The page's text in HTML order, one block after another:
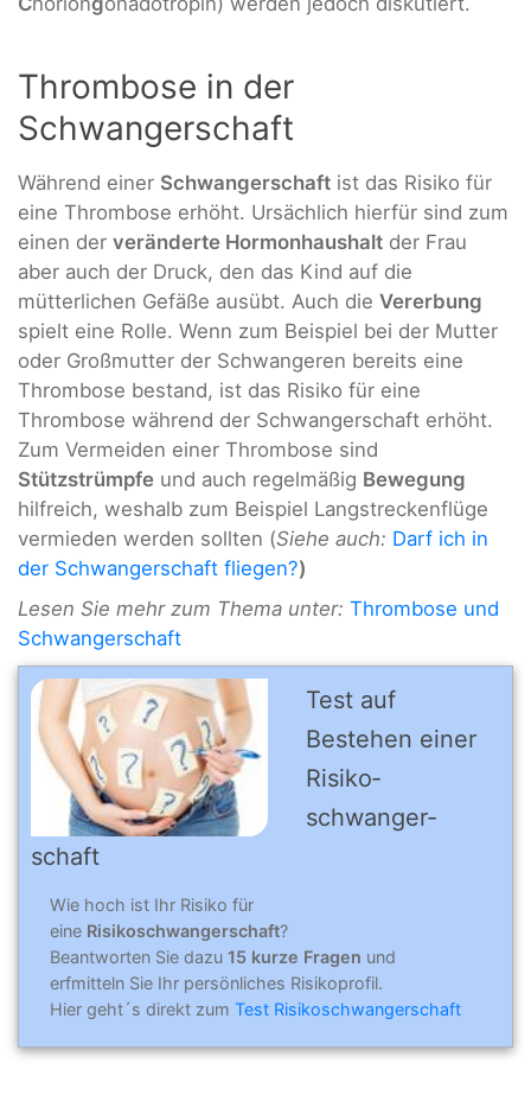
Thrombose in der
Schwangerschaft
Während einer Schwangerschaft ist das Risiko für
eine Thrombose erhöht. Ursächlich hierfür sind zum
einen der veränderte Hormonhaushalt der Frau
aber auch der Druck, den das Kind auf die
mütterlichen Gefäße ausübt. Auch die Vererbung
spielt eine Rolle. Wenn zum Beispiel bei der Mutter
oder Großmutter der Schwangeren bereits eine
Thrombose bestand, ist das Risiko für eine
Thrombose während der Schwangerschaft erhöht.
Zum Vermeiden einer Thrombose sind
Stützstrümpfe und auch regelmäßig Bewegung
hilfreich, weshalb zum Beispiel Langstreckenflüge
vermieden werden sollten (Siehe auch: Darf ich in
der Schwangerschaft fliegen?)
Lesen Sie mehr zum Thema unter: Thrombose und
Schwangerschaft
Test auf
Bestehen einer
Risiko­
schwanger­
schaft
Wie hoch ist Ihr Risiko für
eine Risikoschwangerschaft?
Beantworten Sie dazu 15 kurze Fragen und
erfmitteln Sie Ihr persönliches Risikoprofil.
Hier geht´s direkt zum Test Risikoschwangerschaft